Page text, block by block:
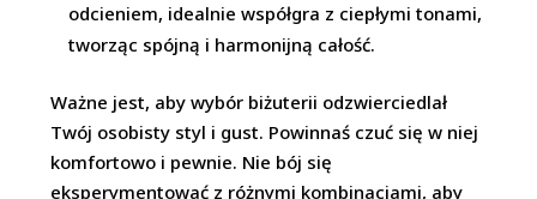
odcieniem, idealnie współgra z ciepłymi tonami,
tworząc spójną i harmonijną całość.
Ważne jest, aby wybór biżuterii odzwierciedlał
Twój osobisty styl i gust. Powinnaś czuć się w niej
komfortowo i pewnie. Nie bój się
eksperymentować z różnymi kombinacjami, aby